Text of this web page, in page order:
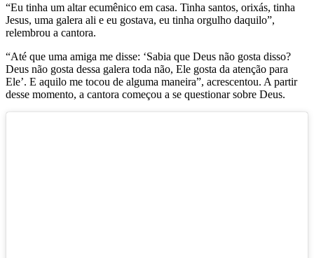
“Eu tinha um altar ecumênico em casa. Tinha santos, orixás, tinha
Jesus, uma galera ali e eu gostava, eu tinha orgulho daquilo”,
relembrou a cantora.
“Até que uma amiga me disse: ‘Sabia que Deus não gosta disso?
Deus não gosta dessa galera toda não, Ele gosta da atenção para
Ele’. E aquilo me tocou de alguma maneira”, acrescentou. A partir
desse momento, a cantora começou a se questionar sobre Deus.